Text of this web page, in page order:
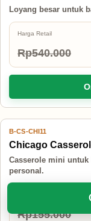
Loyang besar untuk
Harga Retail
Rp540.000
36% OFF
B-CS-CHI11
Chicago
Casserole mini untuk
personal.
Rp155.000